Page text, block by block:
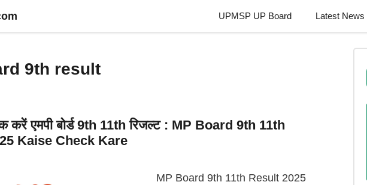
UPMSP UP Board Latest News
9th result
करें एमपी बोर्ड 9th 11th रिजल्ट : MP Board 9th 11th
Kaise Check Kare
MP Board 9th 11th Result 2025